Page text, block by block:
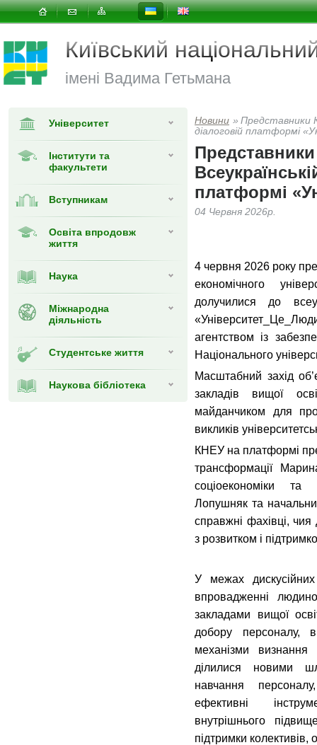
Київський
імені Вадима Гетьмана
Університет
Інститути та
факультети
Вступникам
Освіта впродовж
життя
Наука
Міжнародна
діяльність
Студентське життя
Наукова бібліотека
Новини » Представники
діалоговій платформі
платформі
04 Червня 2026р.
4 червня 2026 року
економічного
долучилися до
агентством із
Національного
Масштабний захід
закладів вищої
майданчиком для
викликів
КНЕУ на платформі
трансформації
соціоекономіки
Лопушняк та
справжні фахівці, чия
з розвитком і
У межах
впровадженні
закладами вищої
добору персоналу,
механізми
ділилися новими
навчання
ефективні
внутрішнього
підтримки